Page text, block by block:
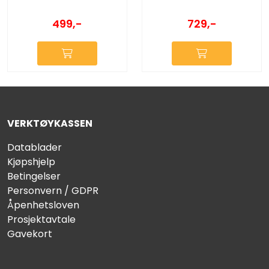
499,- 729,-
VERKTØYKASSEN
Datablader
Kjøpshjelp
Betingelser
Personvern / GDPR
Åpenhetsloven
Prosjektavtale
Gavekort